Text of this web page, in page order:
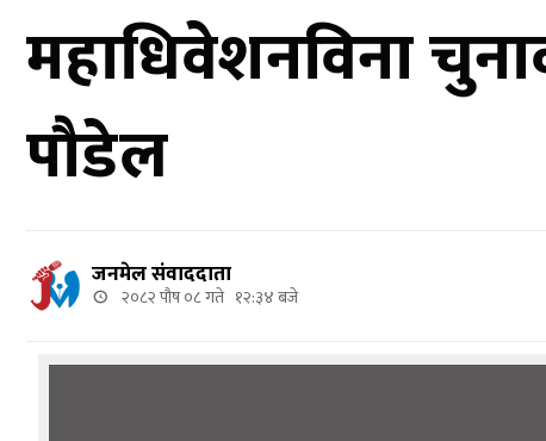
महाधिवेशनविना
पौडेल
जनमेल संवाददाता
२०८२ पौष ०८ गते १२:३४ बजे